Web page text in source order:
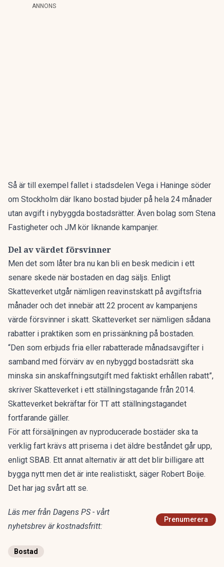
ANNONS
Så är till exempel fallet i stadsdelen Vega i Haninge söder
om Stockholm där Ikano bostad bjuder på hela 24 månader
utan avgift i nybyggda bostadsrätter. Även bolag som Stena
Fastigheter och JM kör liknande kampanjer.
Del av värdet försvinner
Men det som låter bra nu kan bli en besk medicin i ett
senare skede när bostaden en dag säljs. Enligt
Skatteverket utgår nämligen reavinstskatt på avgiftsfria
månader och det innebär att 22 procent av kampanjens
värde försvinner i skatt. Skatteverket ser nämligen sådana
rabatter i praktiken som en prissänkning på bostaden.
“Den som erbjuds fria eller rabatterade månadsavgifter i
samband med förvärv av en nybyggd bostadsrätt ska
minska sin anskaffningsutgift med faktiskt erhållen rabatt”,
skriver Skatteverket i ett ställningstagande från 2014.
Skatteverket bekräftar för TT att ställningstagandet
fortfarande gäller.
För att försäljningen av nyproducerade bostäder ska ta
verklig fart krävs att priserna i det äldre beståndet går upp,
enligt SBAB. Ett annat alternativ är att det blir billigare att
bygga nytt men det är inte realistiskt, säger Robert Boije.
Det har jag svårt att se.
Läs mer från Dagens PS - vårt
nyhetsbrev är kostnadsfritt:
Prenumerera
Bostad